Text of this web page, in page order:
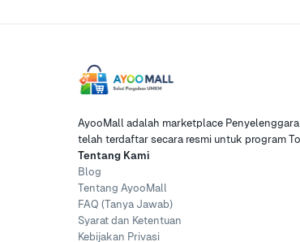
AyooMall adalah marketplace
telah terdaftar secara resmi untuk program
Tentang Kami
Blog
Tentang AyooMall
FAQ (Tanya Jawab)
Syarat dan Ketentuan
Kebijakan Privasi